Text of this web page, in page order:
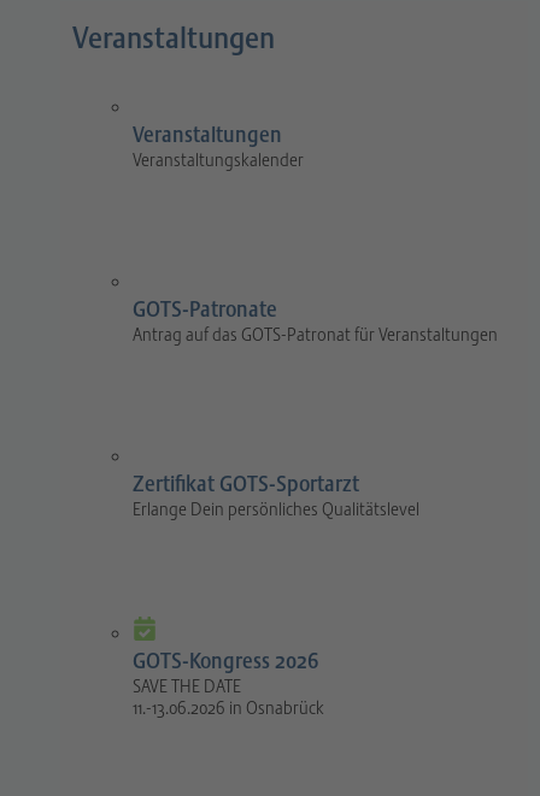
Veranstaltungen
Veranstaltungen
Veranstaltungskalender
GOTS-Patronate
Antrag auf das GOTS-Patronat für Veranstaltungen
Zertifikat GOTS-Sportarzt
Erlange Dein persönliches Qualitätslevel
GOTS-Kongress 2026
SAVE THE DATE
11.-13.06.2026 in Osnabrück